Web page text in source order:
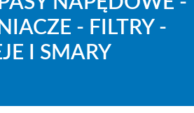
- FILTRY -
I SMARY